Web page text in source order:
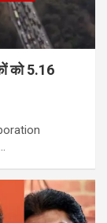
को 5.16